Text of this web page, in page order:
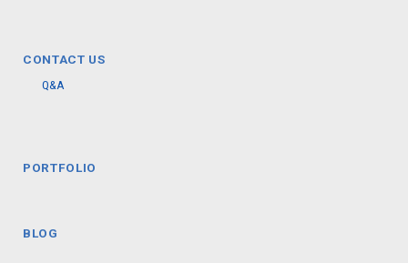
CONTACT US
Q&A
PORTFOLIO
BLOG